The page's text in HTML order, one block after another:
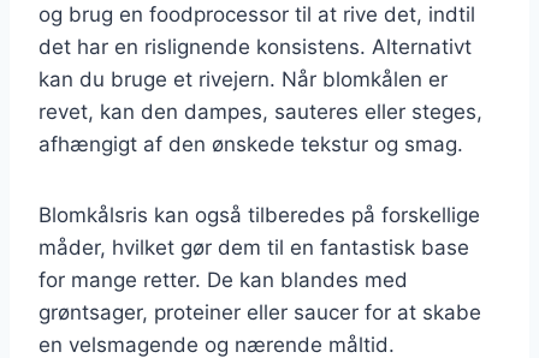
og brug en foodprocessor til at rive det, indtil
det har en rislignende konsistens. Alternativt
kan du bruge et rivejern. Når blomkålen er
revet, kan den dampes, sauteres eller steges,
afhængigt af den ønskede tekstur og smag.
Blomkålsris kan også tilberedes på forskellige
måder, hvilket gør dem til en fantastisk base
for mange retter. De kan blandes med
grøntsager, proteiner eller saucer for at skabe
en velsmagende og nærende måltid.